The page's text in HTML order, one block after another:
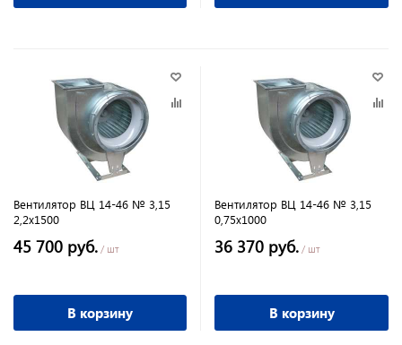
Вентилятор ВЦ 14-46 № 3,15
2,2х1500
45 700 руб. / шт
В корзину
Вентилятор ВЦ 14-46 № 3,15
0,75х1000
36 370 руб. / шт
В корзину